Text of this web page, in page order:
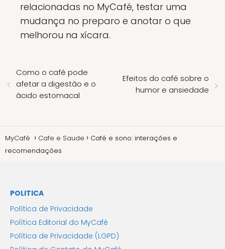
relacionadas no MyCafé, testar uma
mudança no preparo e anotar o que
melhorou na xícara.
Como o café pode
afetar a digestão e o
ácido estomacal
Efeitos do café sobre o
humor e ansiedade
MyCafé Cafe e Saude
Café e sono: interações e
recomendações
POLITICA
Política de Privacidade
Política Editorial do MyCafé
Política de Privacidade (LGPD)